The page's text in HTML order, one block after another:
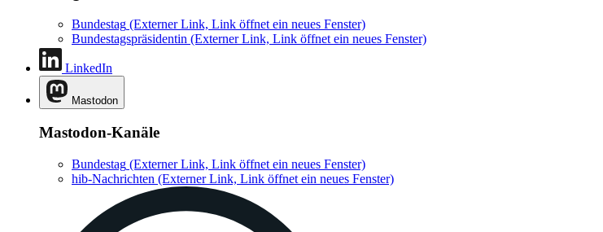
Bundestag (Externer Link, Link öffnet ein neues Fenster)
Bundestagspräsidentin (Externer Link, Link öffnet ein neues Fenster)
LinkedIn
Mastodon
Mastodon-Kanäle
Bundestag (Externer Link, Link öffnet ein neues Fenster)
hib-Nachrichten (Externer Link, Link öffnet ein neues Fenster)